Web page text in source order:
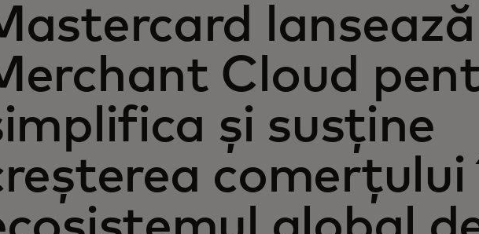
lansează
Cloud
și susține
comerțului